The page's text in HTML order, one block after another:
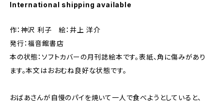
International shipping available
作：神沢 利子 絵：井上 洋介
発行：福音館書店
本の状態：ソフトカバーの月刊誌絵本です。表紙、角に傷みがあり
ます。本文はおおむね良好な状態です。
おばあさんが自慢のパイを焼いて一人で食べようとしていると、